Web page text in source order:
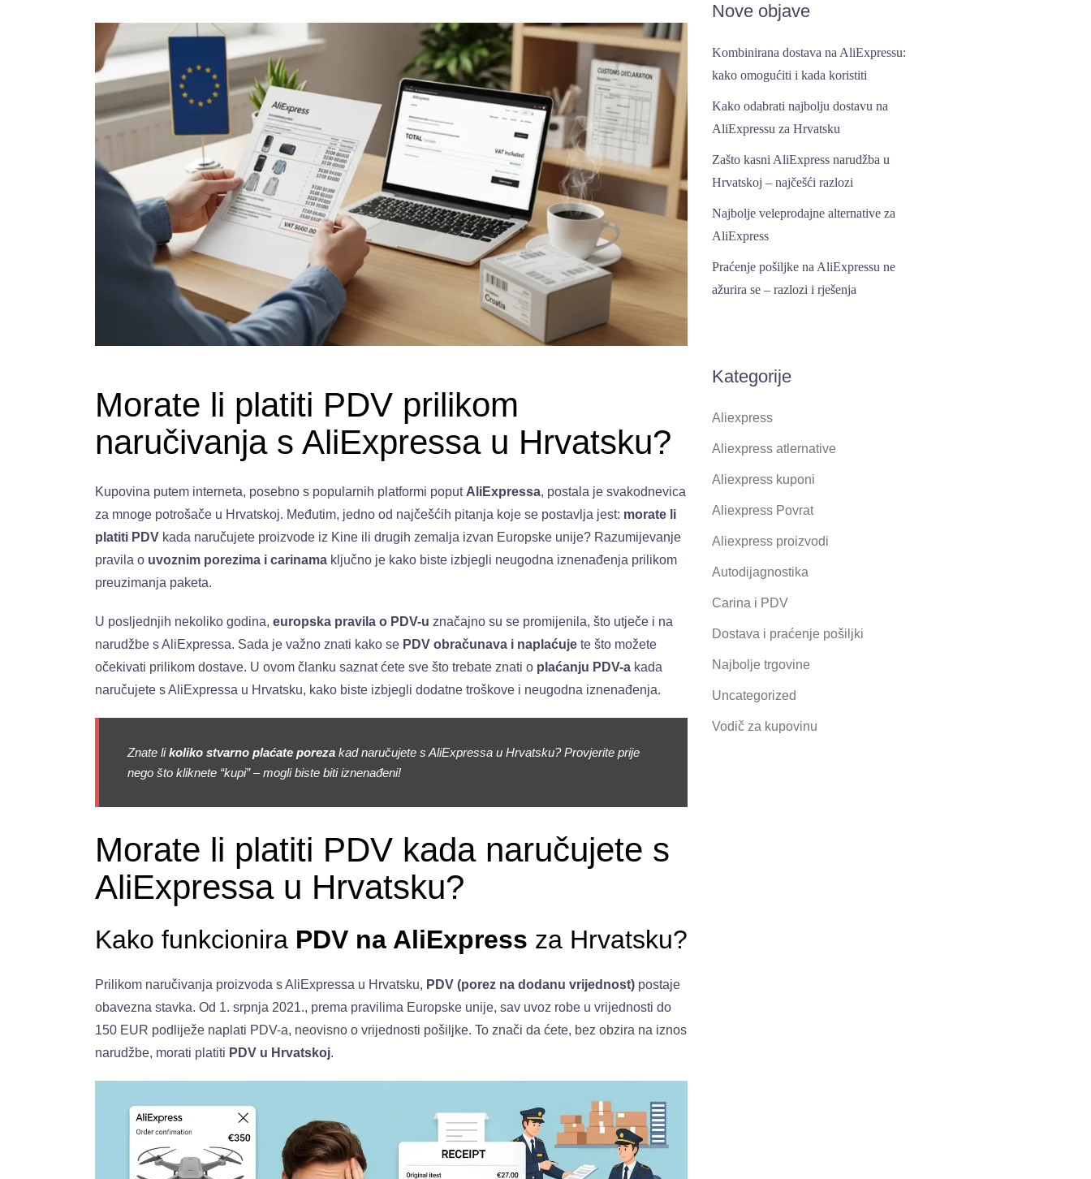
Morate li platiti PDV prilikom
naručivanja s AliExpressa u Hrvatsku?
Kupovina putem interneta, posebno s popularnih platformi poputAliExpressa, postala je svakodnevica
za mnoge potrošače u Hrvatskoj. Međutim, jedno od najčešćih pitanja koje se postavlja jest: morate li
platiti PDV kada naručujete proizvode iz Kine ili drugih zemalja izvan Europske unije? Razumijevanje
pravila o uvoznim porezima i carinama ključno je kako biste izbjegli neugodna iznenađenja prilikom
preuzimanja paketa.
U posljednjih nekoliko godina, europska pravila o PDV-u značajno su se promijenila, što utječe i na
narudžbe s AliExpressa. Sada je važno znati kako se PDV obračunava i naplaćuje te što možete
očekivati prilikom dostave. U ovom članku saznat ćete sve što trebate znati o plaćanju PDV-a kada
naručujete s AliExpressa u Hrvatsku, kako biste izbjegli dodatne troškove i neugodna iznenađenja.
Znate likoliko stvarno plaćate poreza kad naručujete s AliExpressa u Hrvatsku? Provjerite prije
nego što kliknete “kupi” – mogli biste biti iznenađeni!
Morate li platiti PDV kada naručujete s
AliExpressa u Hrvatsku?
Kako funkcionira PDV na AliExpress za Hrvatsku?
Prilikom naručivanja proizvoda s AliExpressa u Hrvatsku, PDV (porez na dodanu vrijednost) postaje
obavezna stavka. Od 1. srpnja 2021., prema pravilima Europske unije, sav uvoz robe u vrijednosti do
150 EUR podliježe naplati PDV-a, neovisno o vrijednosti pošiljke. To znači da ćete, bez obzira na iznos
narudžbe, morati platiti PDV u Hrvatskoj.
Nove objave
Kombinirana dostava na AliExpressu:
kako omogućiti i kada koristiti
Kako odabrati najbolju dostavu na
AliExpressu za Hrvatsku
Zašto kasni AliExpress narudžba u
Hrvatskoj – najčešći razlozi
Najbolje veleprodajne alternative za
AliExpress
Praćenje pošiljke na AliExpressu ne
ažurira se – razlozi i rješenja
Kategorije
Aliexpress
Aliexpress atlernative
Aliexpress kuponi
Aliexpress Povrat
Aliexpress proizvodi
Autodijagnostika
Carina i PDV
Dostava i praćenje pošiljki
Najbolje trgovine
Uncategorized
Vodič za kupovinu